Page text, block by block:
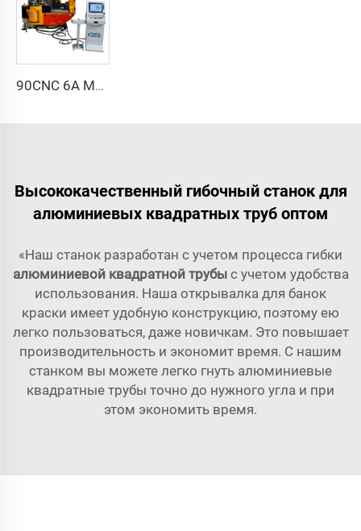
90CNC 6A MS CNC трубогибочный станок, чугунная квадратная трубогибочная машина с двигателем для алюминия и нержавеющей латунной трубы
Высококачественный гибочный станок для
алюминиевых квадратных труб оптом
«Наш станок разработан с учетом процесса гибки
алюминиевой квадратной трубы с учетом удобства
использования. Наша открывалка для банок
краски имеет удобную конструкцию, поэтому ею
легко пользоваться, даже новичкам. Это повышает
производительность и экономит время. С нашим
станком вы можете легко гнуть алюминиевые
квадратные трубы точно до нужного угла и при
этом экономить время.